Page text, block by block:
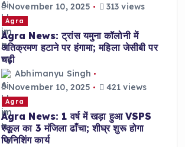
November 10, 2025
313 views
Agra
Agra News: ट्रांस यमुना कॉलोनी में
अतिक्रमण हटाने पर हंगामा; महिला जेसीबी पर
चढ़ी
Abhimanyu Singh
November 10, 2025
421 views
Agra
Agra News: 1 वर्ष में खड़ा हुआ VSPS
स्कूल का 3 मंजिला ढाँचा; शीघ्र शुरू होगा
फिनिशिंग कार्य